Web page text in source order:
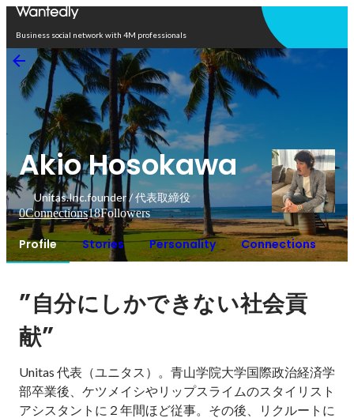
Business social network with 4M professionals
Akio Hosokawa
Unitas.Inc.founder / 代表取締役
0Connections18Followers
Profile Stories Personality Connections
”自分にしかできない社会貢
献”
Unitas 代表（ユニタス）。青山学院大学国際政治経済学
部卒業後、ケツメイシやリップスライムのスタイリスト
アシスタントに２年間ほど従事。その後、リクルートに